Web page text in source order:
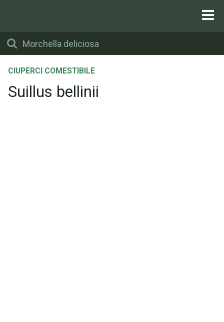
CIUPERCI COMESTIBILE
Suillus bellinii